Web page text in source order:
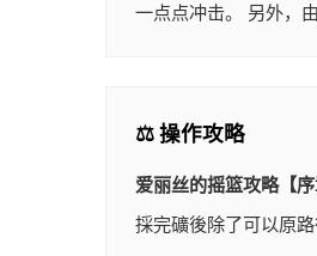
一点点冲击。 另外，
⚖️ 操作攻略
爱丽丝的摇篮攻略【序
採完礦後除了可以原